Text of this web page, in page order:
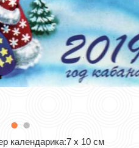
календарика:7 х 10 см​